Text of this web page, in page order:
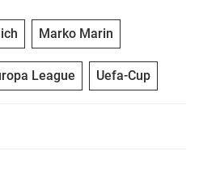
Marko Marin
League Uefa-Cup